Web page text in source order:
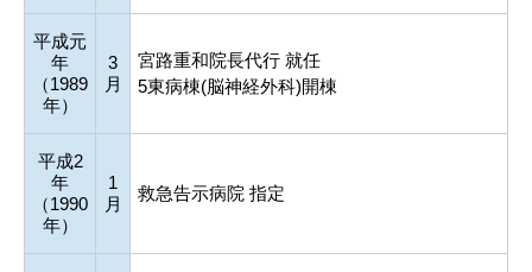
平成元
年
（1989
年）
3
月
宮路重和院長代行 就任
5東病棟(脳神経外科)開棟
平成2
年
（1990
年）
1
月
救急告示病院 指定